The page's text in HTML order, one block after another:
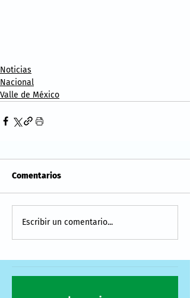
Noticias
Nacional
Valle de México
Comentarios
Escribir un comentario...